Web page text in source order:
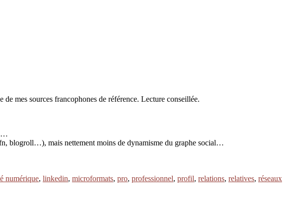
de mes sources francophones de référence. Lecture conseillée.
blogroll…), mais nettement moins de dynamisme du graphe social…
numérique, linkedin, microformats, pro, professionnel, profil, relations, relatives, réseaux